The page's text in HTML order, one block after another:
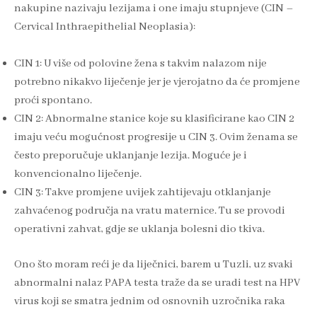
nakupine nazivaju lezijama i one imaju stupnjeve (CIN –
Cervical Inthraepithelial Neoplasia):
CIN 1: U više od polovine žena s takvim nalazom nije
potrebno nikakvo liječenje jer je vjerojatno da će promjene
proći spontano.
CIN 2: Abnormalne stanice koje su klasificirane kao CIN 2
imaju veću mogućnost progresije u CIN 3. Ovim ženama se
često preporučuje uklanjanje lezija. Moguće je i
konvencionalno liječenje.
CIN 3: Takve promjene uvijek zahtijevaju otklanjanje
zahvaćenog područja na vratu maternice. Tu se provodi
operativni zahvat, gdje se uklanja bolesni dio tkiva.
Ono što moram reći je da liječnici, barem u Tuzli, uz svaki
abnormalni nalaz PAPA testa traže da se uradi test na HPV
virus koji se smatra jednim od osnovnih uzročnika raka